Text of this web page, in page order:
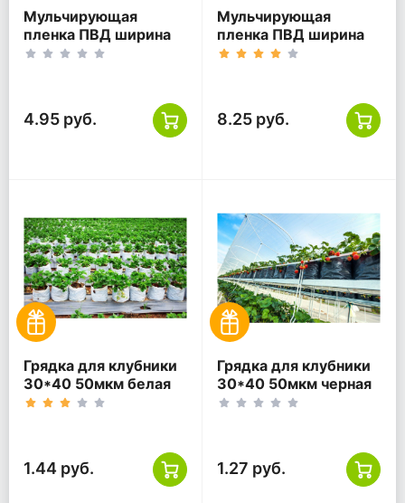
Мульчирующая
пленка ПВД ширина
120 см 30 мкм чёрная
4.95 руб.
Мульчирующая
пленка ПВД ширина
100 см 60 мкм чёрная
8.25 руб.
Грядка для клубники
30*40 50мкм белая
ПВД
1.44 руб.
Грядка для клубники
30*40 50мкм черная
ПВД
1.27 руб.